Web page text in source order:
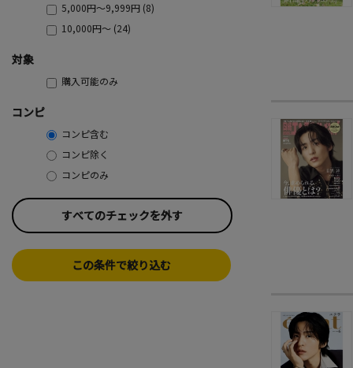
5,000円～9,999円 (8)
10,000円～ (24)
対象
購入可能のみ
コンピ
コンピ含む
コンピ除く
コンピのみ
すべてのチェックを外す
この条件で絞り込む